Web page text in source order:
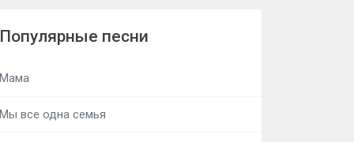
песни
все одна семья